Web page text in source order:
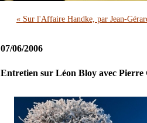
« Sur l'Affaire Handke, par Jean-
07/06/2006
Entretien sur Léon Bloy avec Pierre